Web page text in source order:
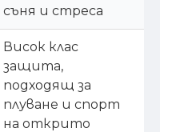
съня и стреса
Висок клас
защита,
подходящ за
плуване и спорт
на открито